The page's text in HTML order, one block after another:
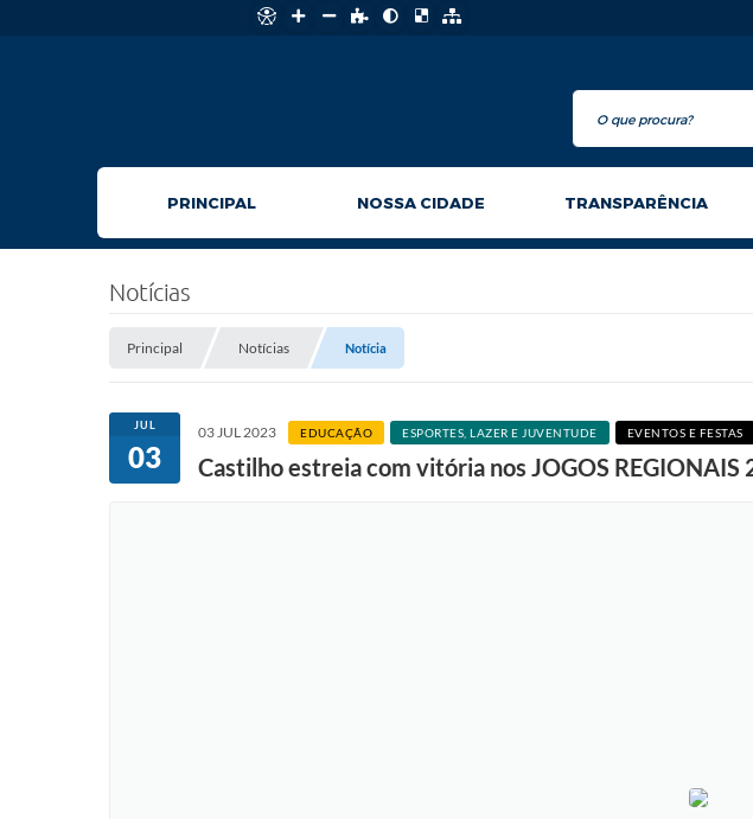
PRINCIPAL NOSSA CIDADE TRANSPARÊNCIA
Notícias
Principal Notícias Notícia
JUL
03
03 JUL 2023 EDUCAÇÃO ESPORTES, LAZER E JUVENTUDE EVENTOS E FESTAS
Castilho estreia com vitória nos JOGOS REGIONAIS